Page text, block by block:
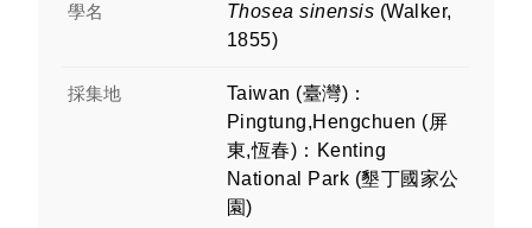
學名 Thosea sinensis (Walker,
1855)
採集地
Taiwan (臺灣)：
Pingtung,Hengchuen (屏
東,恆春)：Kenting
National Park (墾丁國家公
園)